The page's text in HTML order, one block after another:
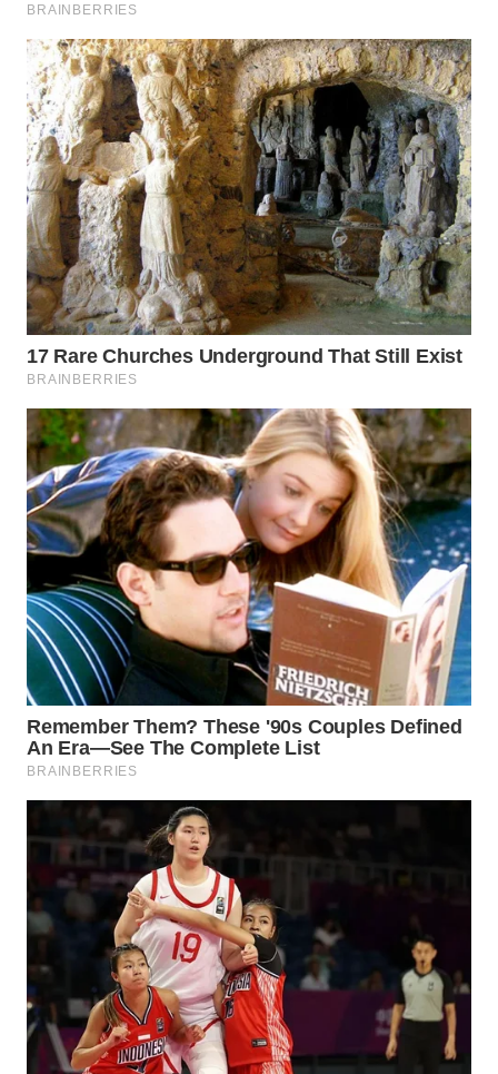
NATUNA
WN
BINTAN
WN
MANDALIKA
WN
LIKUPANG
WN
LABUANBAJO
WN
BORNEO
Wahana
Media
WAHANA
NEWS
WAHANA
TANI
WAHANA
ADVOKAT
WAHANA
INFRASTRUKTUR
WAHANA
KONSUMEN
WAHANA
LISTRIK